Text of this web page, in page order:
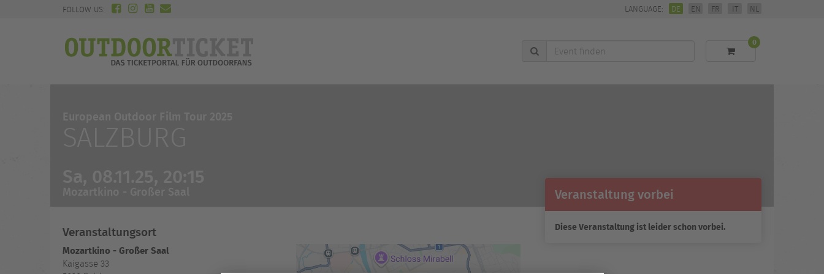
FOLLOW US: LANGUAGE: DE EN FR IT NL
Event
finden
0
Veranstaltung vorbei
Diese Veranstaltung ist leider schon vorbei.
Veranstaltungsort
Mozartkino - Großer Saal
Kaigasse 33